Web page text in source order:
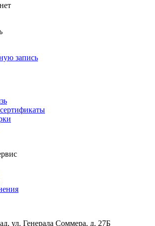
запись
ул. Генерала Соммера, д. 27Б